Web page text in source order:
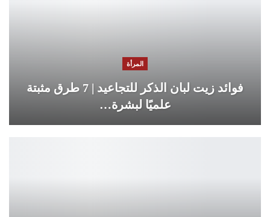
المرأة
فوائد زيت لبان الذكر للتجاعيد | 7 طرق مثبتة
علميًا لبشرة…